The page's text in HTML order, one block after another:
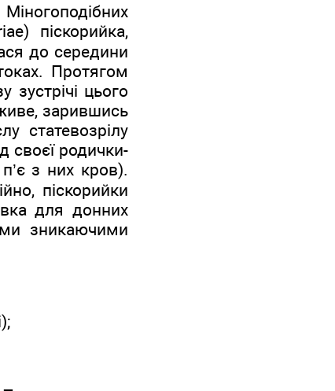
піскорийка,
до середини
Протягом
цього
зарившись
статевозрілу
своєї родички-
з них кров).
піскорийки
для донних
зникаючими